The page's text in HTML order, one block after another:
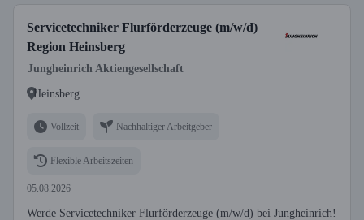
Servicetechniker Flurförderzeuge (m/w/d)
Region Heinsberg
Jungheinrich Aktiengesellschaft
Heinsberg
Vollzeit Nachhaltiger Arbeitgeber
Flexible Arbeitszeiten
05.08.2026
Werde Servicetechniker Flurförderzeuge (m/w/d) bei Jungheinrich!